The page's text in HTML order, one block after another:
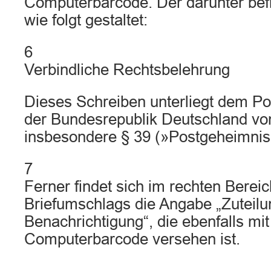
wie folgt gestaltet:
6
Verbindliche Rechtsbelehrung
Dieses Schreiben unterliegt dem
der Bundesrepublik Deutschland
insbesondere § 39
7
Ferner findet sich im rechten
Briefumschlags die Angabe
Benachrichtigung“, die ebenfalls
Computerbarcode versehen ist.